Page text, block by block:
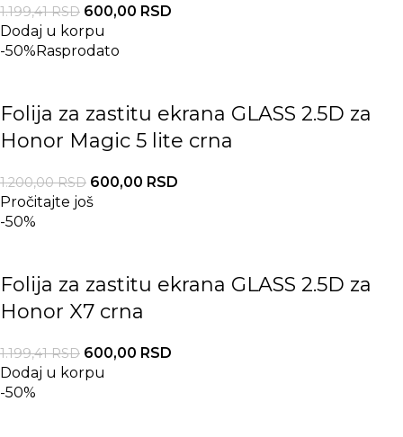
1.199,41RSD 600,00 RSD
Dodaj u korpu
-50%Rasprodato
Folija za zastitu ekrana GLASS 2.5D za
Honor Magic 5 lite crna
1.200,00RSD 600,00 RSD
Pročitajte još
-50%
Folija za zastitu ekrana GLASS 2.5D za
Honor X7 crna
1.199,41RSD 600,00 RSD
Dodaj u korpu
-50%